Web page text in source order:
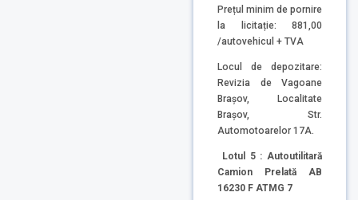
Prețul minim de pornire
la licitație: 881,00
/autovehicul + TVA
Locul de depozitare:
Revizia de Vagoane
Brașov, Localitate
Brașov, Str.
Automotoarelor 17A.
Lotul 5 : Autoutilitară
Camion Prelată AB
16230 F ATMG 7